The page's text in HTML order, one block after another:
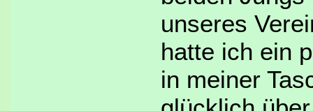
unseres
hatte ich ein
in meiner